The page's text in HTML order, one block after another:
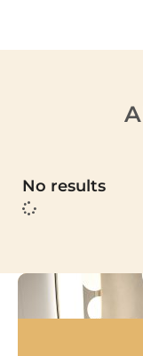
No results